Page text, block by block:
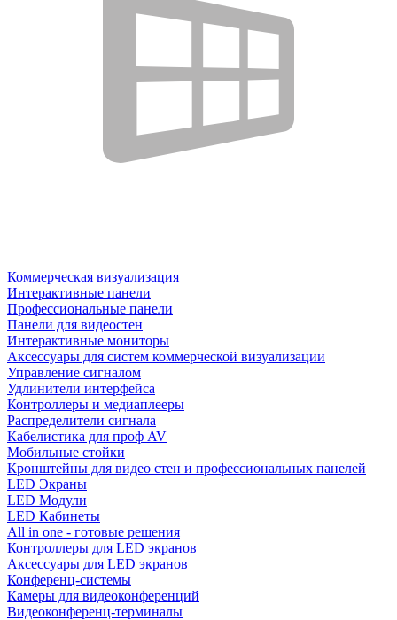
Коммерческая визуализация
Интерактивные панели
Профессиональные панели
Панели для видеостен
Интерактивные мониторы
Аксессуары для систем коммерческой визуализации
Управление сигналом
Удлинители интерфейса
Контроллеры и медиаплееры
Распределители сигнала
Кабелистика для проф AV
Мобильные стойки
Кронштейны для видео стен и профессиональных панелей
LED Экраны
LED Модули
LED Кабинеты
All in one - готовые решения
Контроллеры для LED экранов
Аксессуары для LED экранов
Конференц-системы
Камеры для видеоконференций
Видеоконференц-терминалы